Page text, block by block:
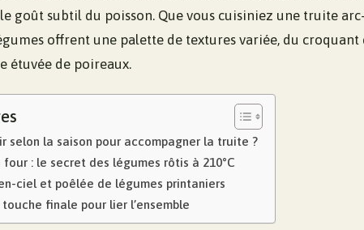
le goût subtil du poisson. Que vous cuisiniez une truite
offrent une palette de textures variée, du croquant
étuvée de poireaux.
selon la saison pour accompagner la truite ?
four : le secret des légumes rôtis à 210°C
ciel et poêlée de légumes printaniers
finale pour lier l’ensemble